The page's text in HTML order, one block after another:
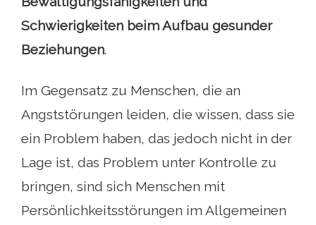
Schwierigkeiten beim Aufbau gesunder
Beziehungen.
Im Gegensatz zu Menschen, die an
Angststörungen leiden, die wissen, dass sie
ein Problem haben, das jedoch nicht in der
Lage ist, das Problem unter Kontrolle zu
bringen, sind sich Menschen mit
Persönlichkeitsstörungen im Allgemeinen